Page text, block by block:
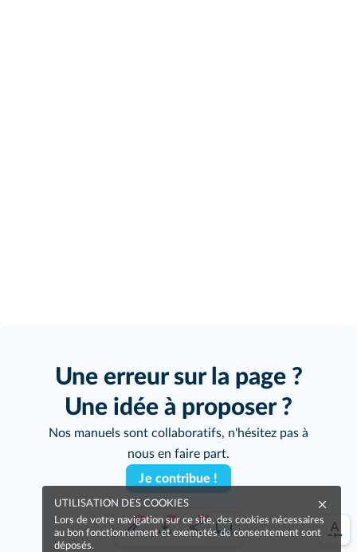
Une erreur sur la page ?
Une idée à proposer ?
Nos manuels sont collaboratifs, n'hésitez pas à
nous en faire part.
Je contribue !
UTILISATION DES COOKIES
Lors de votre navigation sur ce site, des cookies nécessaires
au bon fonctionnement et exemptés de consentement sont
déposés.